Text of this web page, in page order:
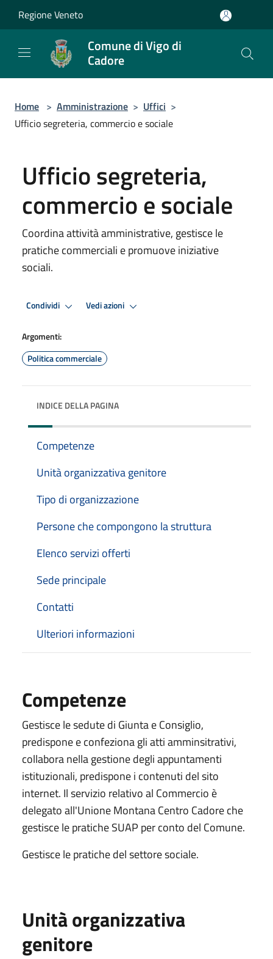
Regione Veneto
Comune di Vigo di
Cadore
Home > Amministrazione > Uffici >
Ufficio segreteria, commercio e sociale
Ufficio segreteria,
commercio e sociale
Coordina attività amministrative, gestisce le
pratiche commerciali e promuove iniziative
sociali.
Condividi Vedi azioni
Argomenti:
Politica commerciale
INDICE DELLA PAGINA
Competenze
Unità organizzativa genitore
Tipo di organizzazione
Persone che compongono la struttura
Elenco servizi offerti
Sede principale
Contatti
Ulteriori informazioni
Competenze
Gestisce le sedute di Giunta e Consiglio,
predispone e confeziona gli atti amminsitrativi,
collabora nella gestione degli appuntamenti
istituzionali, predispone i contenuti del sito
internet. Il servizio relativo al Commercio è
delegato all'Unione Montana Centro Cadore che
gestisce le pratiche SUAP per conto del Comune.
Gestisce le pratiche del settore sociale.
Unità organizzativa
genitore